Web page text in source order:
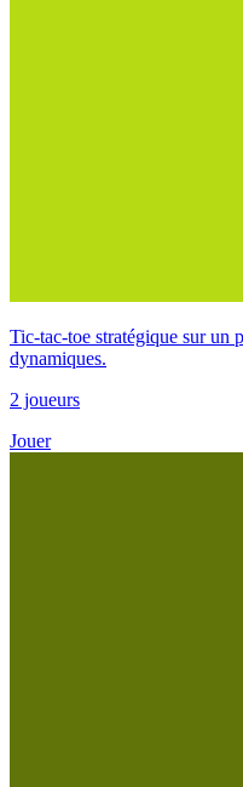
Tic-tac-toe stratégique sur un
dynamiques.
2 joueurs
Jouer